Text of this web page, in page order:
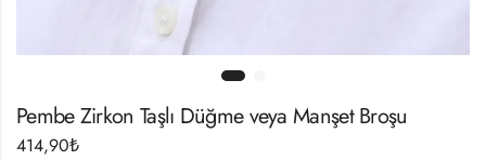
Pembe Zirkon Taşlı Düğme veya Manşet Broşu
414,90₺